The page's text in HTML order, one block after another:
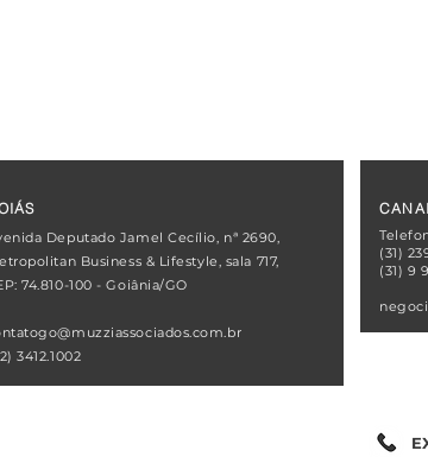
Deputado Jamel Cecílio, nª 2690,
Business & Lifestyle, sala 717,
74.810-100 - Goiânia/GO
3412.1002
(31)
(31) 9